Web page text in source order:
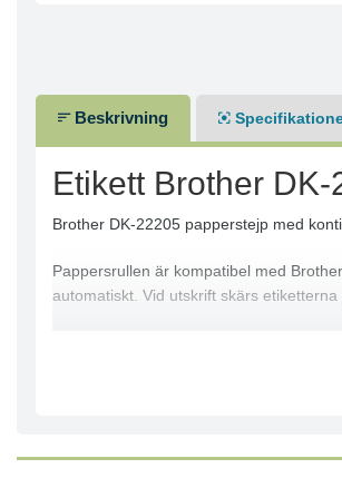
Beskrivning
Etikett Brother
Brother DK-22205 papperstejp med
Pappersrullen är kompatibel med
automatiskt. Vid utskrift skärs
Kompatibla med: Brother QL 500,